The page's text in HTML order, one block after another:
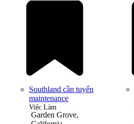
Southland cần tuyển
maintenance
Việc Làm
Garden Grove,